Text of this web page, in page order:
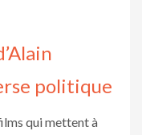
politique
qui mettent à